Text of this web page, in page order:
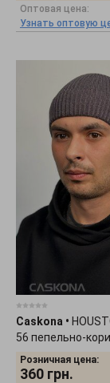
Оптовая цена:
Узнать оптовую
Caskona •
56 пепельно-
173925
Розничная цена:
360 грн.